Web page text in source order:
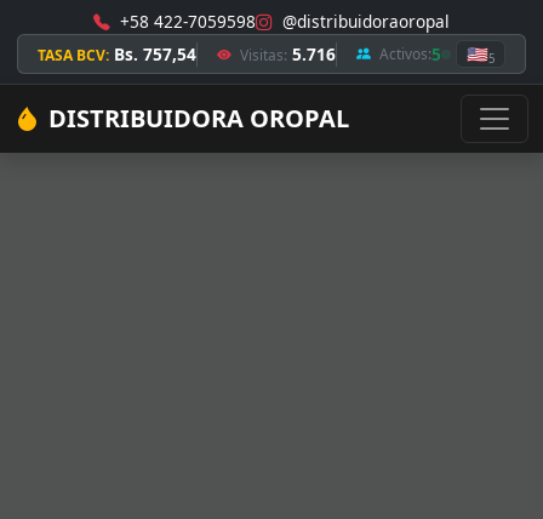
+58 422-7059598 @distribuidoraoropal
TASA BCV: Bs. 757,54 Visitas: 5.716 Activos:5 🇺🇸5
DISTRIBUIDORA OROPAL